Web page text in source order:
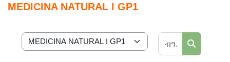
MEDICINA NATURAL I GP1
ክፍልታት ዓይነት ትምህርቲ
ብዓይነታት